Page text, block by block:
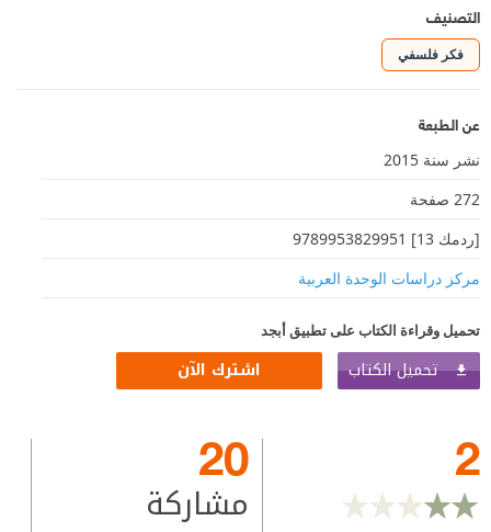
التصنيف
فكر فلسفي
عن الطبعة
نشر سنة 2015
272 صفحة
[ردمك 13] 9789953829951
مركز دراسات الوحدة العربية
تحميل وقراءة الكتاب على تطبيق أبجد
تحميل الكتاب اشترك الآن
2
20
مشاركة